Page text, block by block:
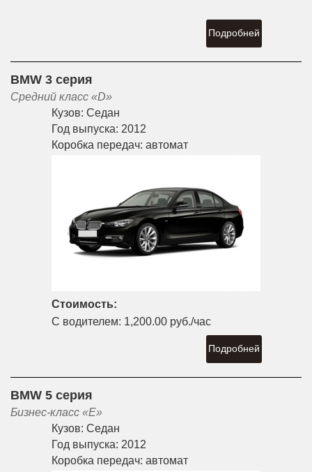
Подробней
BMW 3 серия
Средний класс «D»
Кузов: Седан
Год выпуска: 2012
Коробка передач: автомат
Стоимость:
С водителем: 1,200.00 руб./час
Подробней
BMW 5 серия
Бизнес-класс «E»
Кузов: Седан
Год выпуска: 2012
Коробка передач: автомат